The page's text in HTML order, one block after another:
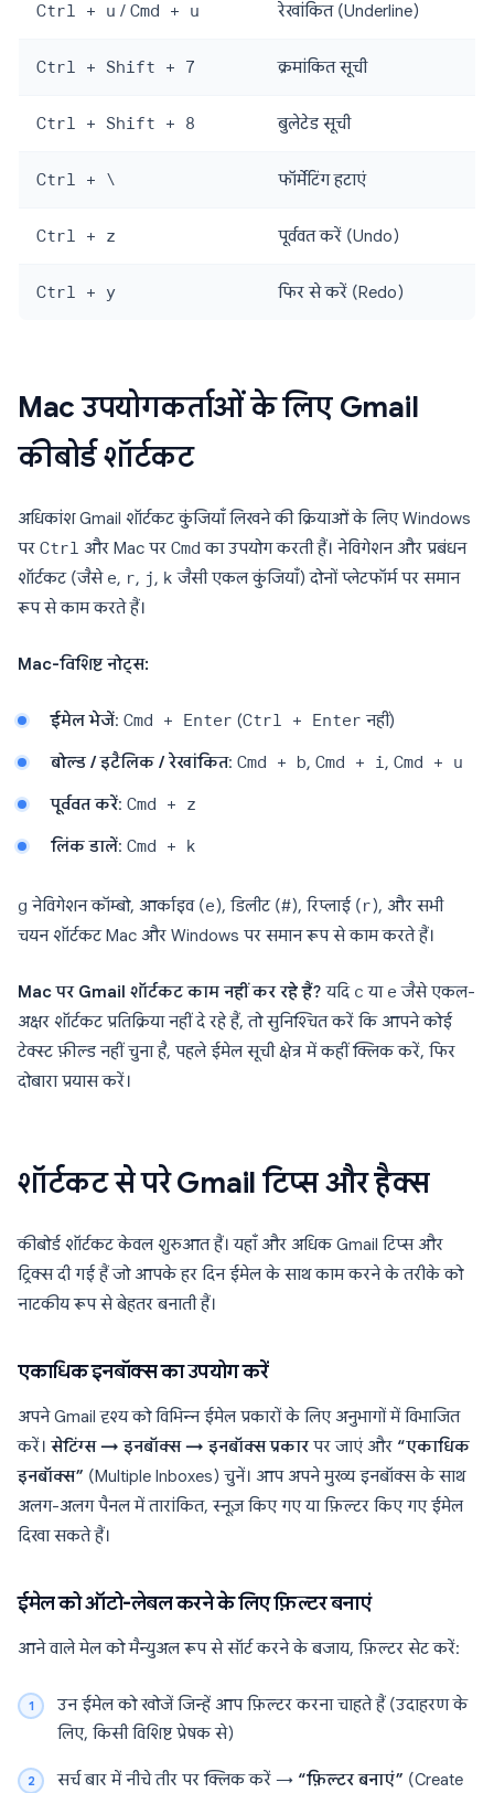
Ctrl + u / Cmd + u रेखांकित (Underline)
Ctrl + Shift + 7 क्रमांकित सूची
Ctrl + Shift + 8 बुलेटेड सूची
Ctrl + \ फॉर्मेटिंग हटाएं
Ctrl + z पूर्ववत करें (Undo)
Ctrl + y फिर से करें (Redo)
Mac उपयोगकर्ताओं के लिए Gmail
कीबोर्ड शॉर्टकट
अधिकांश Gmail शॉर्टकट कुंजियाँ लिखने की क्रियाओं के लिए Windows
पर Ctrl और Mac पर Cmd का उपयोग करती हैं। नेविगेशन और प्रबंधन
शॉर्टकट (जैसे e, r, j, k जैसी एकल कुंजियाँ) दोनों प्लेटफॉर्म पर समान
रूप से काम करते हैं।
Mac-विशिष्ट नोट्स:
ईमेल भेजें: Cmd + Enter (Ctrl + Enter नहीं)
बोल्ड / इटैलिक / रेखांकित: Cmd + b, Cmd + i, Cmd + u
पूर्ववत करें: Cmd + z
लिंक डालें: Cmd + k
g नेविगेशन कॉम्बो, आर्काइव (e), डिलीट (#), रिप्लाई ( r), और सभी
चयन शॉर्टकट Mac और Windows पर समान रूप से काम करते हैं।
Mac पर Gmail शॉर्टकट काम नहीं कर रहे हैं? यदि c या e जैसे एकल-
अक्षर शॉर्टकट प्रतिक्रिया नहीं दे रहे हैं, तो सुनिश्चित करें कि आपने कोई
टेक्स्ट फ़ील्ड नहीं चुना है, पहले ईमेल सूची क्षेत्र में कहीं क्लिक करें, फिर
दोबारा प्रयास करें।
शॉर्टकट से परे Gmail टिप्स और हैक्स
कीबोर्ड शॉर्टकट केवल शुरुआत हैं। यहाँ और अधिक Gmail टिप्स और
ट्रिक्स दी गई हैं जो आपके हर दिन ईमेल के साथ काम करने के तरीके को
नाटकीय रूप से बेहतर बनाती हैं।
एकाधिक इनबॉक्स का उपयोग करें
अपने Gmail दृश्य को विभिन्न ईमेल प्रकारों के लिए अनुभागों में विभाजित
करें। सेटिंग्स → इनबॉक्स → इनबॉक्स प्रकारपर जाएं और “एकाधिक
इनबॉक्स” (Multiple Inboxes) चुनें। आप अपने मुख्य इनबॉक्स के साथ
अलग-अलग पैनल में तारांकित, स्नूज़ किए गए या फ़िल्टर किए गए ईमेल
दिखा सकते हैं।
ईमेल को ऑटो-लेबल करने के लिए फ़िल्टर बनाएं
आने वाले मेल को मैन्युअल रूप से सॉर्ट करने के बजाय, फ़िल्टर सेट करें:
उन ईमेल को खोजें जिन्हें आप फ़िल्टर करना चाहते हैं (उदाहरण के
लिए, किसी विशिष्ट प्रेषक से)
सर्च बार में नीचे तीर पर क्लिक करें → “फ़िल्टर बनाएं” (Create